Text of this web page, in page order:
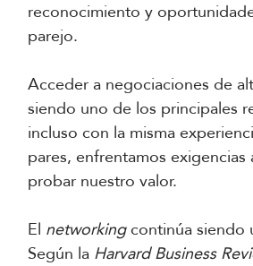
reconocimiento y
parejo.
Acceder a negociaciones de
siendo uno de los principales
incluso con la misma
pares, enfrentamos exigencias
probar nuestro valor.
El networkingcontinúa siendo
Según la Harvard Business